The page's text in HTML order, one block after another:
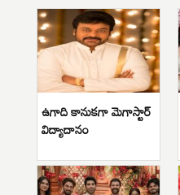
ఉగాది కానుకగా మెగాస్టార్
విద్యాదానం